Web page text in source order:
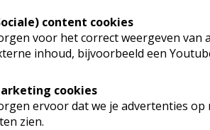
Toon meer filters
content cookies
voor het correct weergeven van
inhoud, bijvoorbeeld een
cookies
ervoor dat we je advertenties op
zien.